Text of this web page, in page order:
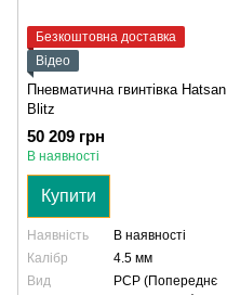
Безкоштовна доставка
Відео
Пневматична гвинтівка Hatsan
Blitz
50 209 грн
В наявності
Купити
Наявність
В наявності
Калібр
4.5 мм
Вид
PCP (Попереднє